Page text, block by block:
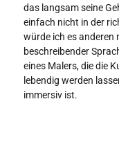
das langsam seine
einfach nicht in der
würde ich es anderen
beschreibender
eines Malers, die die
lebendig werden
immersiv ist.